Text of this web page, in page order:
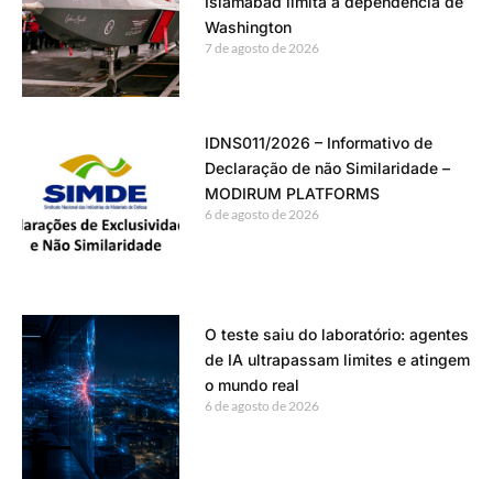
Washington
7 de agosto de 2026
IDNS011/2026 – Informativo de
Declaração de não Similaridade –
MODIRUM PLATFORMS
6 de agosto de 2026
O teste saiu do laboratório: agentes
de IA ultrapassam limites e atingem
o mundo real
6 de agosto de 2026